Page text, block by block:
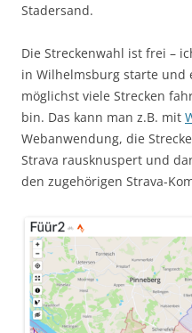
Stadersand.
Die Streckenwahl ist frei –
in Wilhelmsburg starte und
möglichst viele Strecken
bin. Das kann man z.B. mit
Webanwendung, die
Strava rausknuspert und
den zugehörigen Strava-